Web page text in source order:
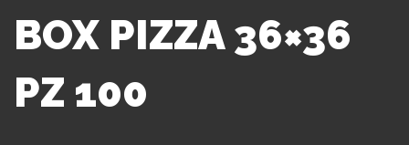
BOX PIZZA 36×36
PZ 100